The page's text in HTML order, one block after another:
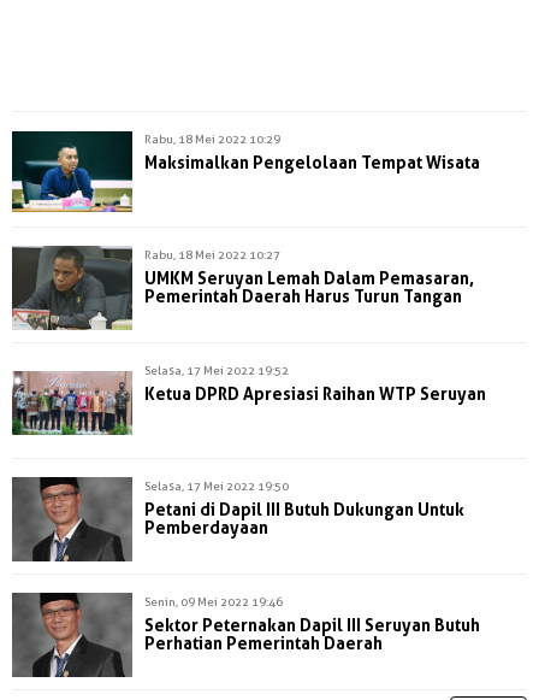
Rabu, 18 Mei 2022 10:29
Maksimalkan Pengelolaan Tempat Wisata
Rabu, 18 Mei 2022 10:27
UMKM Seruyan Lemah Dalam Pemasaran,
Pemerintah Daerah Harus Turun Tangan
Selasa, 17 Mei 2022 19:52
Ketua DPRD Apresiasi Raihan WTP Seruyan
Selasa, 17 Mei 2022 19:50
Petani di Dapil III Butuh Dukungan Untuk
Pemberdayaan
Senin, 09 Mei 2022 19:46
Sektor Peternakan Dapil III Seruyan Butuh
Perhatian Pemerintah Daerah